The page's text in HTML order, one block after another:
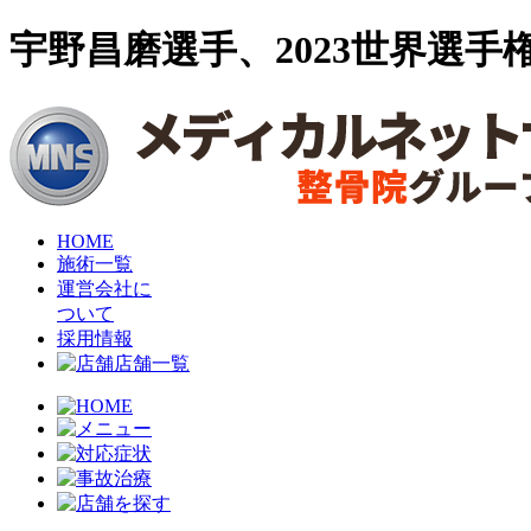
宇野昌磨選手、2023世界選手
HOME
施術一覧
運営会社に
ついて
採用情報
店舗一覧